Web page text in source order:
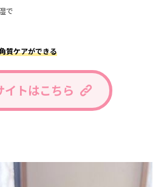
で
質ケアができる
イトはこちら